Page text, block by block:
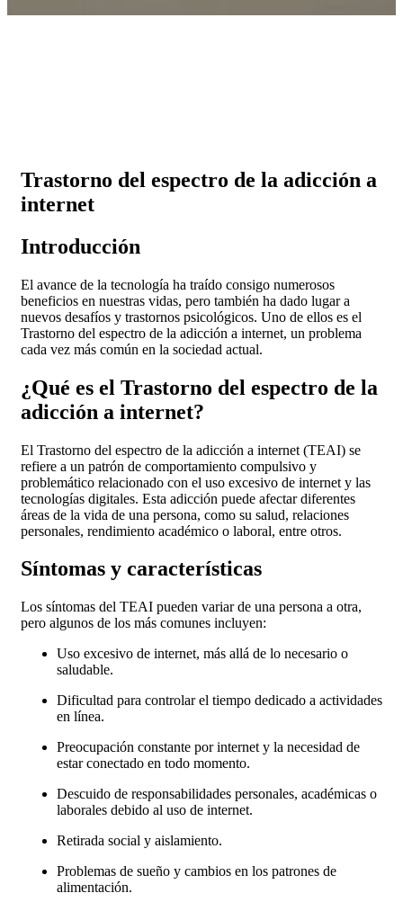
Trastorno del espectro de la adicción a
internet
Introducción
El avance de la tecnología ha traído consigo numerosos
beneficios en nuestras vidas, pero también ha dado lugar a
nuevos desafíos y trastornos psicológicos. Uno de ellos es el
Trastorno del espectro de la adicción a internet, un problema
cada vez más común en la sociedad actual.
¿Qué es el Trastorno del espectro de la
adicción a internet?
El Trastorno del espectro de la adicción a internet (TEAI) se
refiere a un patrón de comportamiento compulsivo y
problemático relacionado con el uso excesivo de internet y las
tecnologías digitales. Esta adicción puede afectar diferentes
áreas de la vida de una persona, como su salud, relaciones
personales, rendimiento académico o laboral, entre otros.
Síntomas y características
Los síntomas del TEAI pueden variar de una persona a otra,
pero algunos de los más comunes incluyen:
Uso excesivo de internet, más allá de lo necesario o
saludable.
Dificultad para controlar el tiempo dedicado a actividades
en línea.
Preocupación constante por internet y la necesidad de
estar conectado en todo momento.
Descuido de responsabilidades personales, académicas o
laborales debido al uso de internet.
Retirada social y aislamiento.
Problemas de sueño y cambios en los patrones de
alimentación.